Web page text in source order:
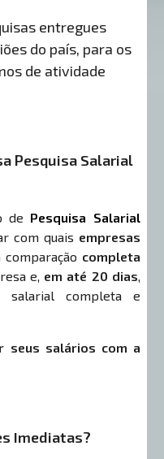
entregues
do país, para os
de atividade
Pesquisa Salarial
de Pesquisa Salarial
com quais empresas
completa
e, em até 20 dias,
salarial completa e
seus salários com a
Imediatas?